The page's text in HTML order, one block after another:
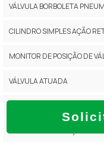
VÁLVULA BORBOLETA
CILINDRO SIMPLES AÇÃO
MONITOR DE POSIÇÃO DE
VÁLVULA ATUADA
CILINDRO DUPLA AÇÃO